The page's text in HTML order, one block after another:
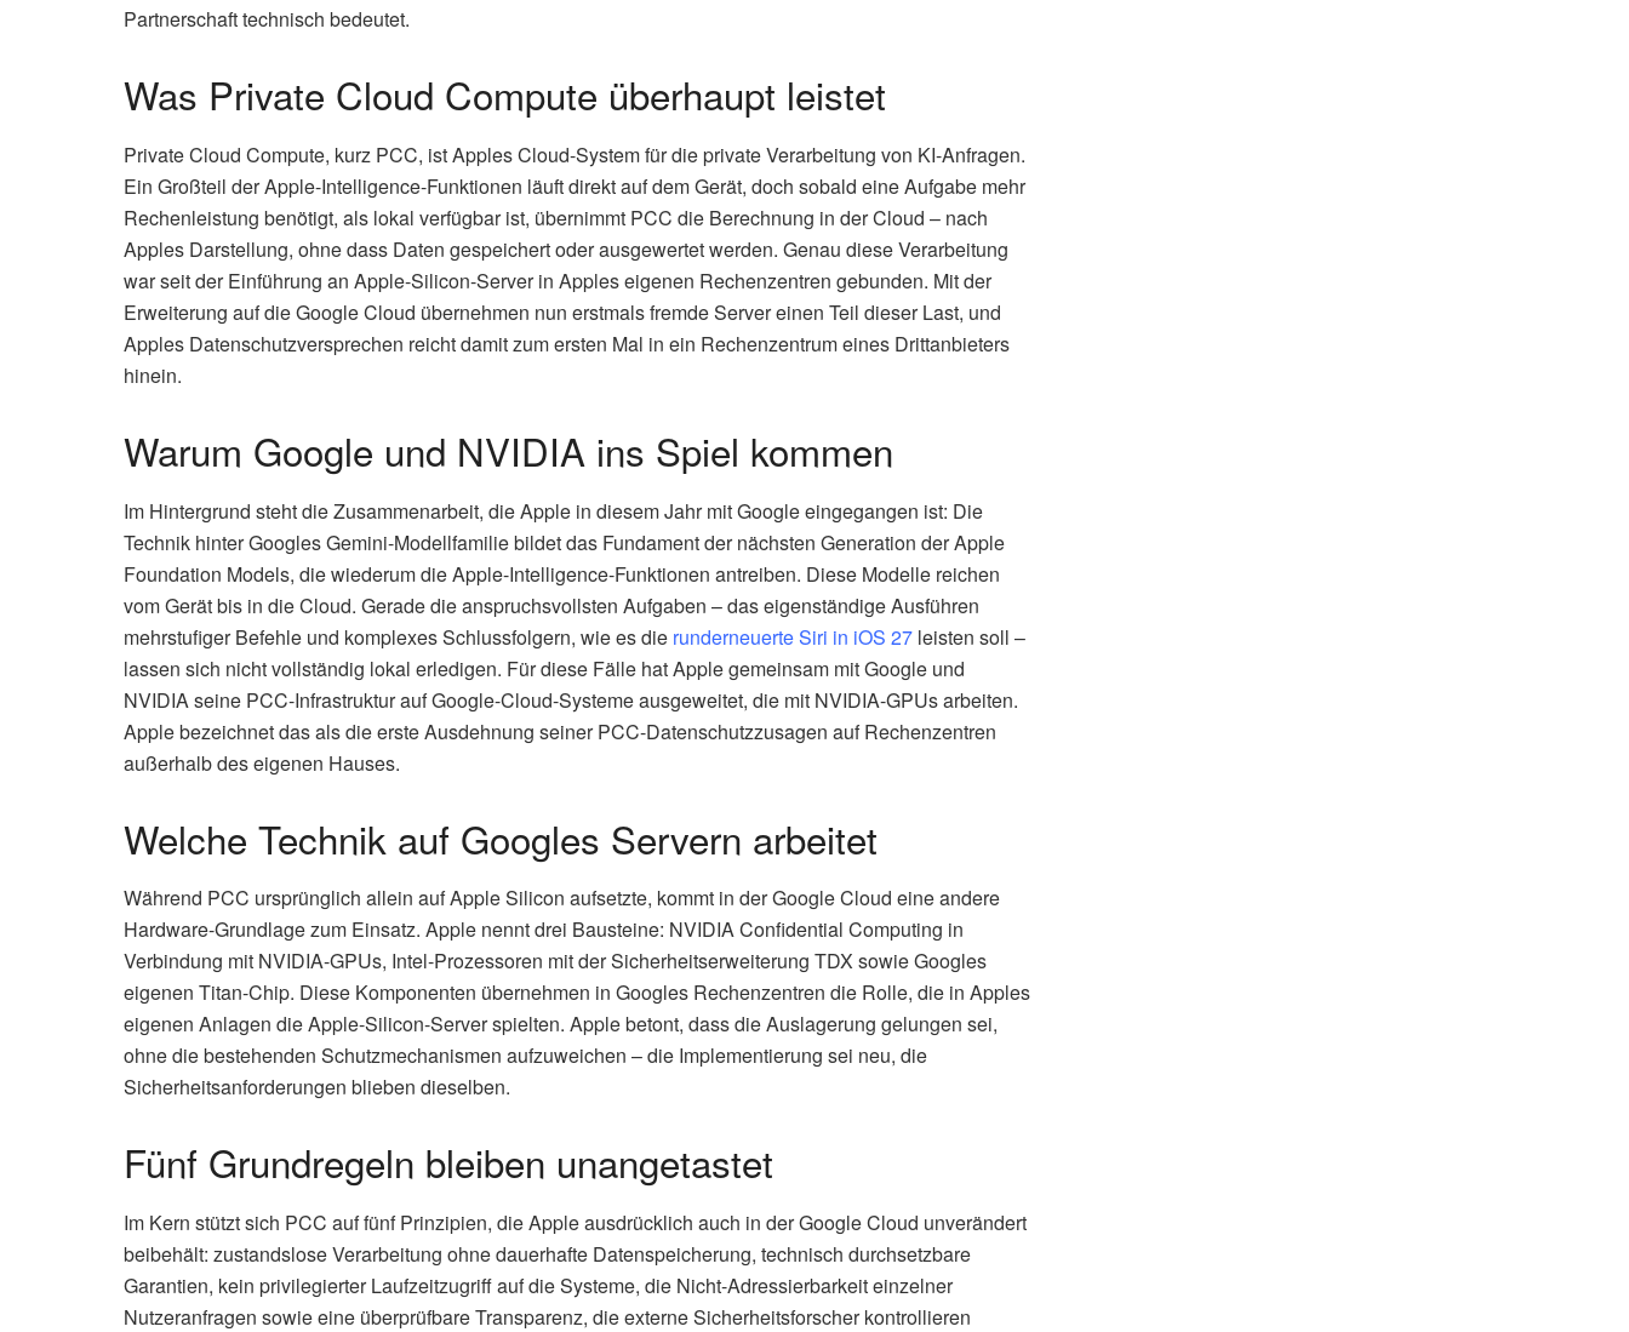
Partnerschaft technisch bedeutet.
Was Private Cloud Compute überhaupt leistet
Private Cloud Compute, kurz PCC, ist Apples Cloud-System für die private Verarbeitung von KI-Anfragen.
Ein Großteil der Apple-Intelligence-Funktionen läuft direkt auf dem Gerät, doch sobald eine Aufgabe mehr
Rechenleistung benötigt, als lokal verfügbar ist, übernimmt PCC die Berechnung in der Cloud – nach
Apples Darstellung, ohne dass Daten gespeichert oder ausgewertet werden. Genau diese Verarbeitung
war seit der Einführung an Apple-Silicon-Server in Apples eigenen Rechenzentren gebunden. Mit der
Erweiterung auf die Google Cloud übernehmen nun erstmals fremde Server einen Teil dieser Last, und
Apples Datenschutzversprechen reicht damit zum ersten Mal in ein Rechenzentrum eines Drittanbieters
hinein.
Warum Google und NVIDIA ins Spiel kommen
Im Hintergrund steht die Zusammenarbeit, die Apple in diesem Jahr mit Google eingegangen ist: Die
Technik hinter Googles Gemini-Modellfamilie bildet das Fundament der nächsten Generation der Apple
Foundation Models, die wiederum die Apple-Intelligence-Funktionen antreiben. Diese Modelle reichen
vom Gerät bis in die Cloud. Gerade die anspruchsvollsten Aufgaben – das eigenständige Ausführen
mehrstufiger Befehle und komplexes Schlussfolgern, wie es die runderneuerte Siri in iOS 27 leisten soll –
lassen sich nicht vollständig lokal erledigen. Für diese Fälle hat Apple gemeinsam mit Google und
NVIDIA seine PCC-Infrastruktur auf Google-Cloud-Systeme ausgeweitet, die mit NVIDIA-GPUs arbeiten.
Apple bezeichnet das als die erste Ausdehnung seiner PCC-Datenschutzzusagen auf Rechenzentren
außerhalb des eigenen Hauses.
Welche Technik auf Googles Servern arbeitet
Während PCC ursprünglich allein auf Apple Silicon aufsetzte, kommt in der Google Cloud eine andere
Hardware-Grundlage zum Einsatz. Apple nennt drei Bausteine: NVIDIA Confidential Computing in
Verbindung mit NVIDIA-GPUs, Intel-Prozessoren mit der Sicherheitserweiterung TDX sowie Googles
eigenen Titan-Chip. Diese Komponenten übernehmen in Googles Rechenzentren die Rolle, die in Apples
eigenen Anlagen die Apple-Silicon-Server spielten. Apple betont, dass die Auslagerung gelungen sei,
ohne die bestehenden Schutzmechanismen aufzuweichen – die Implementierung sei neu, die
Sicherheitsanforderungen blieben dieselben.
Fünf Grundregeln bleiben unangetastet
Im Kern stützt sich PCC auf fünf Prinzipien, die Apple ausdrücklich auch in der Google Cloud unverändert
beibehält: zustandslose Verarbeitung ohne dauerhafte Datenspeicherung, technisch durchsetzbare
Garantien, kein privilegierter Laufzeitzugriff auf die Systeme, die Nicht-Adressierbarkeit einzelner
Nutzeranfragen sowie eine überprüfbare Transparenz, die externe Sicherheitsforscher kontrollieren